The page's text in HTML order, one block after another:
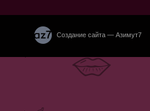
Создание сайта — Азимут7